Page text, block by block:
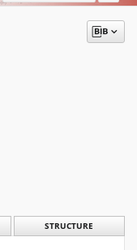
STRUCTURE